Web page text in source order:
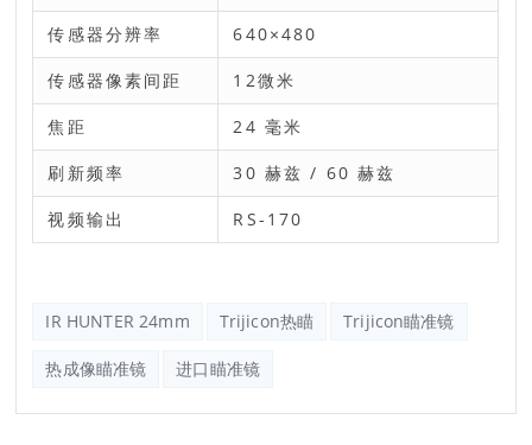
传感器分辨率 640×480
传感器像素间距 12微米
焦距 24 毫米
刷新频率 30 赫兹 / 60 赫兹
视频输出 RS-170
IR HUNTER 24mm Trijicon热瞄 Trijicon瞄准镜
热成像瞄准镜 进口瞄准镜